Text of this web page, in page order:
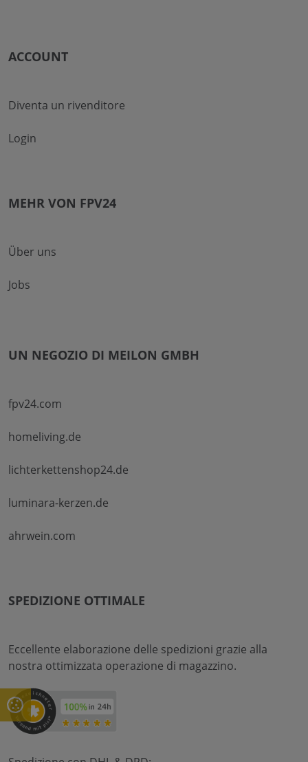
ACCOUNT
Diventa un rivenditore
Login
MEHR VON FPV24
Über uns
Jobs
UN NEGOZIO DI MEILON GMBH
fpv24.com
homeliving.de
lichterkettenshop24.de
luminara-kerzen.de
ahrwein.com
SPEDIZIONE OTTIMALE
Eccellente elaborazione delle spedizioni grazie alla
nostra ottimizzata operazione di magazzino.